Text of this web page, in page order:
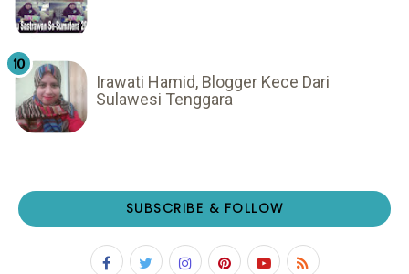
Irawati Hamid, Blogger Kece Dari
Sulawesi Tenggara
SUBSCRIBE & FOLLOW